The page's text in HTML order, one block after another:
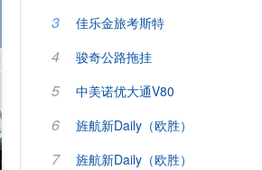
3 佳乐金旅考斯特
4 骏奇公路拖挂
5 中美诺优大通V80
6 旌航新Daily（欧胜）
7 旌航新Daily（欧胜）